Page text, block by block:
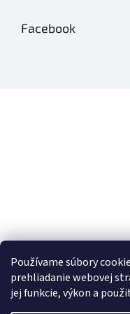
Používame súbory
prehliadanie webovej
jej funkcie, výkon a
Facebook